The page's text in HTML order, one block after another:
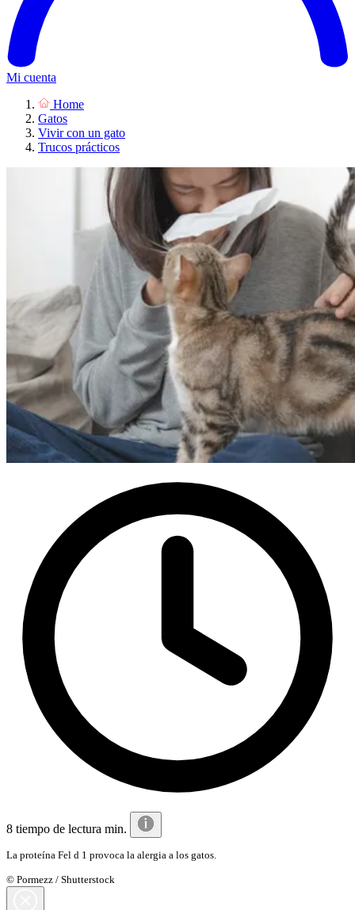
Mi cuenta
Home
Gatos
Vivir con un gato
Trucos prácticos
8 tiempo de lectura min.
La proteína Fel d 1 provoca la alergia a los gatos.
© Pormezz / Shutterstock